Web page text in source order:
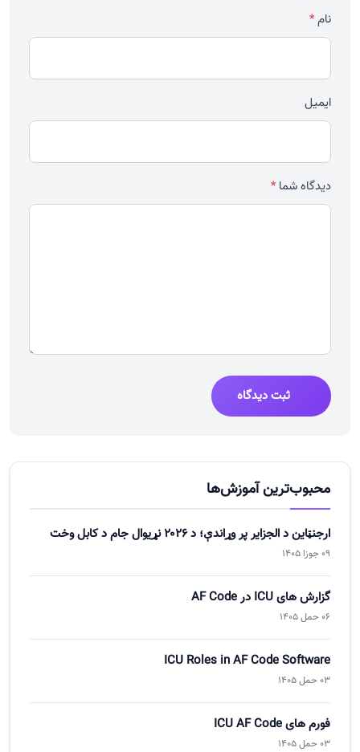
نام*
ایمیل
دیدگاه شما *
ثبت دیدگاه
محبوب‌ترین آموزش‌ها
ارجنټاین د الجزایر پر وړاندې؛ د ۲۰۲۶ نړیوال جام د کابل وخت
09 جوزا 1405
گزارش های ICU در AF Code
06 حمل 1405
ICU Roles in AF Code Software
03 حمل 1405
فورم های ICU AF Code
03 حمل 1405